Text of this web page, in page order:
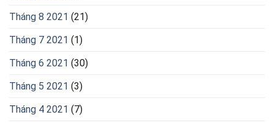
Tháng 8 2021 (21)
Tháng 7 2021 (1)
Tháng 6 2021 (30)
Tháng 5 2021 (3)
Tháng 4 2021 (7)